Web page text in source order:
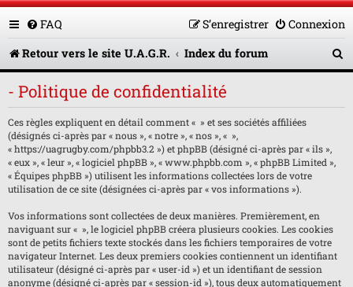
FAQ Connexion
S’enregistrer
Retour vers le site U.A.G.R.
Index du forum
e
- Politique de confidentialité
Ces règles expliquent en détail comment « » et ses sociétés affiliées
(désignés ci-après par « nous », « notre », « nos », « »,
« https://uagrugby.com/phpbb3.2 ») et phpBB (désigné ci-après par « ils »,
« eux », « leur », « logiciel phpBB », « www.phpbb.com », « phpBB Limited »,
« Équipes phpBB ») utilisent les informations collectées lors de votre
utilisation de ce site (désignées ci-après par « vos informations »).
Vos informations sont collectées de deux manières. Premièrement, en
naviguant sur « », le logiciel phpBB créera plusieurs cookies. Les cookies
sont de petits fichiers texte stockés dans les fichiers temporaires de votre
navigateur Internet. Les deux premiers cookies contiennent un identifiant
utilisateur (désigné ci-après par « user-id ») et un identifiant de session
anonyme (désigné ci-après par « session-id »), tous deux automatiquement